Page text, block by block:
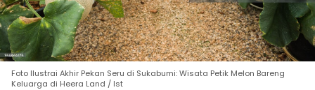
Foto Ilustrai Akhir Pekan Seru di Sukabumi: Wisata Petik Melon Bareng
Keluarga di Heera Land / Ist